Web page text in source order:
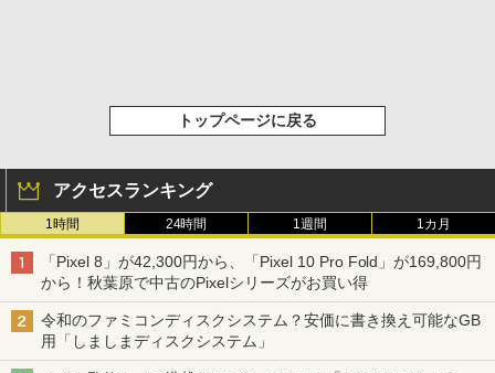
トップページに戻る
アクセスランキング
1時間 24時間 1週間 1カ月
「Pixel 8」が42,300円から、「Pixel 10 Pro Fold」が169,800円
から！秋葉原で中古のPixelシリーズがお買い得
令和のファミコンディスクシステム？安価に書き換え可能なGB
用「しましまディスクシステム」